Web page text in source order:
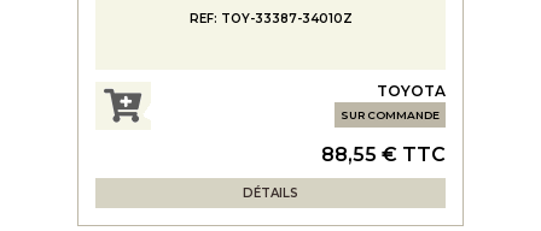
REF: TOY-33387-34010Z
TOYOTA
SUR COMMANDE
88,55 € TTC
DÉTAILS